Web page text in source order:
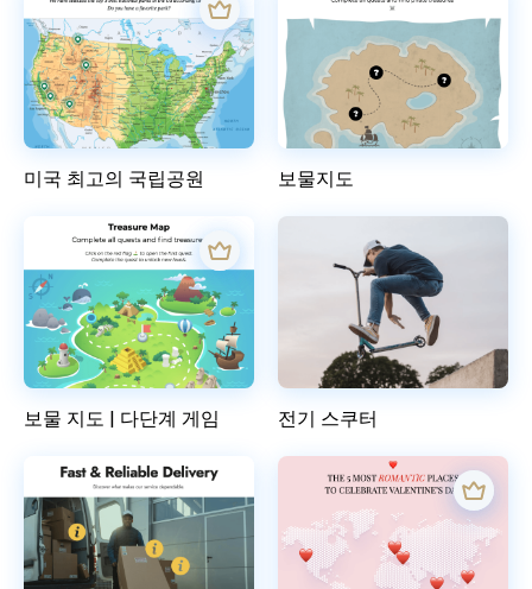
미국 최고의 국립공원 보물지도
보물 지도 | 다단계 게임 전기 스쿠터